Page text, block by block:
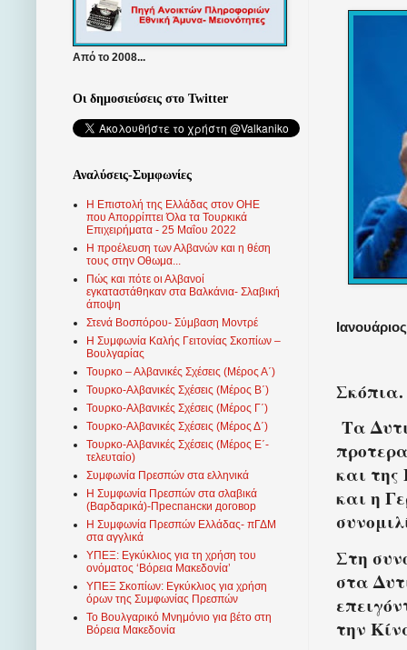
Σκόπια.
Τα
και
και η
Στη
στα
την
Από το 2008...
Οι δημοσιεύσεις στο Twitter
Αναλύσεις-Συμφωνίες
Η Επιστολή της Ελλάδας στον ΟΗΕ
που Απορρίπτει Όλα τα Τουρκικά
Επιχειρήματα - 25 Μαΐου 2022
Η προέλευση των Αλβανών και η θέση
τους στην Οθωμα...
Πώς και πότε οι Αλβανοί
εγκαταστάθηκαν στα Βαλκάνια- Σλαβική
άποψη
Στενά Βοσπόρου- Σύμβαση Μοντρέ
Η Συμφωνία Καλής Γειτονίας Σκοπίων –
Βουλγαρίας
Τουρκο – Αλβανικές Σχέσεις (Mέρος Α΄)
Τουρκο-Αλβανικές Σχέσεις (Μέρος Β΄)
Τουρκο-Αλβανικές Σχέσεις (Μέρος Γ΄)
Τουρκο-Αλβανικές Σχέσεις (Μέρος Δ΄)
Τουρκο-Αλβανικές Σχέσεις (Μέρος Ε΄-
τελευταίο)
Συμφωνία Πρεσπών στα ελληνικά
Η Συμφωνία Πρεσπών στα σλαβικά
(Βαρδαρικά)-Преспански договор
Η Συμφωνία Πρεσπών Ελλάδας- πΓΔΜ
στα αγγλικά
ΥΠΕΞ: Εγκύκλιος για τη χρήση του
ονόματος ‘Βόρεια Μακεδονία’
ΥΠΕΞ Σκοπίων: Εγκύκλιος για χρήση
όρων της Συμφωνίας Πρεσπών
Το Βουλγαρικό Μνημόνιο για βέτο στη
Βόρεια Μακεδονία